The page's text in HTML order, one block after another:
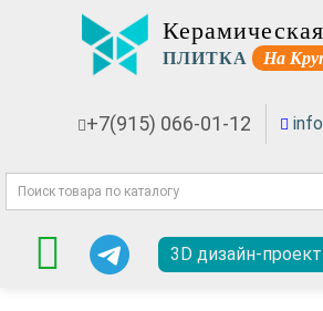
Керамическая
ПЛИТКА На
+7(915) 066-01-12
3D дизайн-проект